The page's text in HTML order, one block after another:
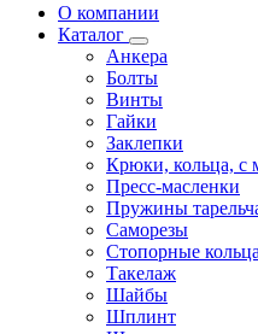
О компании
Каталог
Анкера
Болты
Винты
Гайки
Заклепки
Крюки, кольца, с
Пресс-масленки
Пружины
Саморезы
Стопорные кольца
Такелаж
Шайбы
Шплинт